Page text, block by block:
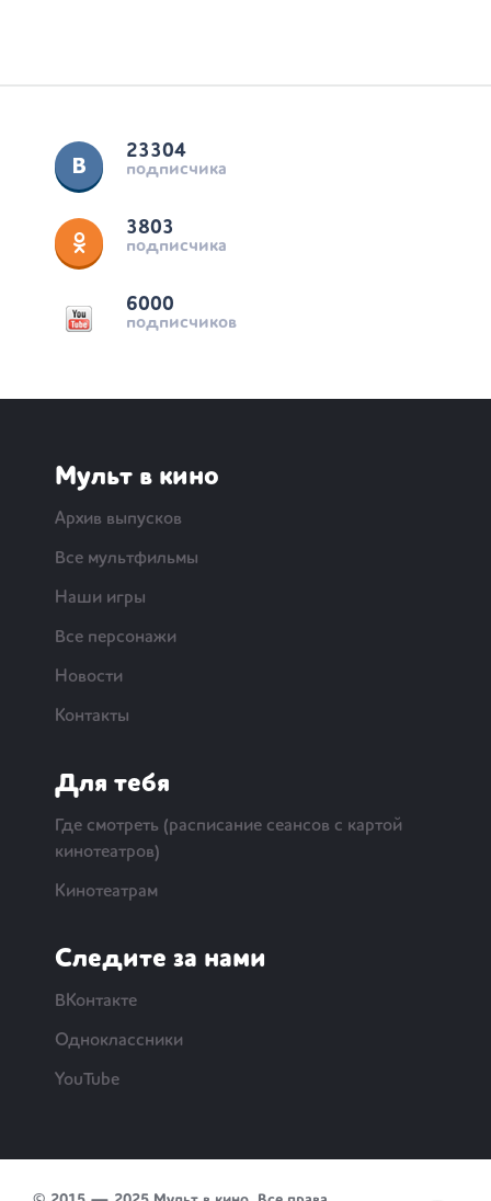
23304
подписчика
3803
подписчика
6000
подписчиков
Мульт в кино
Архив выпусков
Все мультфильмы
Наши игры
Все персонажи
Новости
Контакты
Для тебя
Где смотреть (расписание сеансов с картой
кинотеатров)
Кинотеатрам
Следите за нами
ВКонтакте
Одноклассники
YouTube